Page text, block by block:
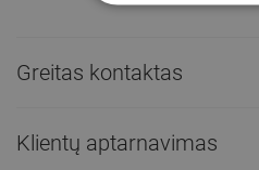
Greitas kontaktas
Klientų aptarnavimas